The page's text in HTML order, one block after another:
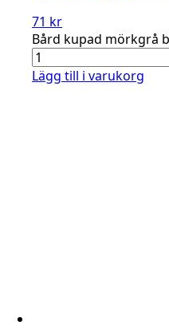
71 kr
Bård kupad mörkgrå
Lägg till i varukorg